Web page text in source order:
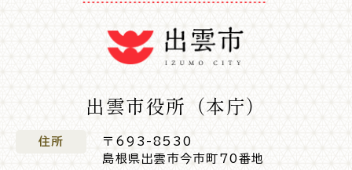
出雲市役所（本庁）
住所
〒693-8530
島根県出雲市今市町70番地